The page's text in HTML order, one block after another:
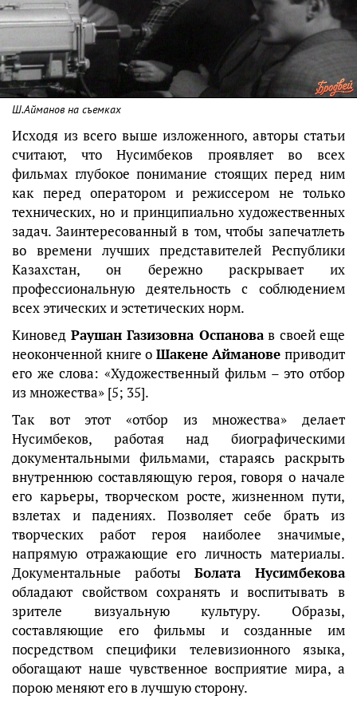
Ш.Айманов на съемках
Исходя из всего выше изложенного, авторы статьи
считают, что Нусимбеков проявляет во всех
фильмах глубокое понимание стоящих перед ним
как перед оператором и режиссером не только
технических, но и принципиально художественных
задач. Заинтересованный в том, чтобы запечатлеть
во времени лучших представителей Республики
Казахстан, он бережно раскрывает их
профессиональную деятельность с соблюдением
всех этических и эстетических норм.
Киновед Раушан Газизовна Оспановав своей еще
неоконченной книге о Шакене Айманове приводит
его же слова: «Художественный фильм – это отбор
из множества» [5; 35].
Так вот этот «отбор из множества» делает
Нусимбеков, работая над биографическими
документальными фильмами, стараясь раскрыть
внутреннюю составляющую героя, говоря о начале
его карьеры, творческом росте, жизненном пути,
взлетах и падениях. Позволяет себе брать из
творческих работ героя наиболее значимые,
напрямую отражающие его личность материалы.
Документальные работы Болата Нусимбекова
обладают свойством сохранять и воспитывать в
зрителе визуальную культуру. Образы,
составляющие его фильмы и созданные им
посредством специфики телевизионного языка,
обогащают наше чувственное восприятие мира, а
порою меняют его в лучшую сторону.